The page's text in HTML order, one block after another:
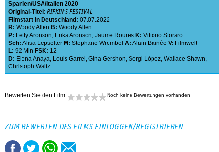
Spanien USA Italien 2020
Original-Titel: RIFKIN'S FESTIVAL
Filmstart in Deutschland: 07.07.2022
R: Woody Allen B: Woody Allen
P: Letty Aronson, Erika Aronson, Jaume Roures K: Vittorio Storaro
Sch: Alisa Lepselter M: Stephane Wrembel A: Alain Bainée V: Filmwelt
L: 92 Min FSK: 12
D: Elena Anaya, Louis Garrel , Gina Gershon, Sergi López, Wallace Shawn,
Christoph Waltz
Bewerten Sie den Film: Noch keine Bewertungen vorhanden
ZUM BEWERTEN DES FILMS EINLOGGEN/REGISTRIEREN